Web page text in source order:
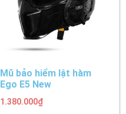
Mũ bảo hiểm lật hàm
Ego E5 New
1.380.000₫